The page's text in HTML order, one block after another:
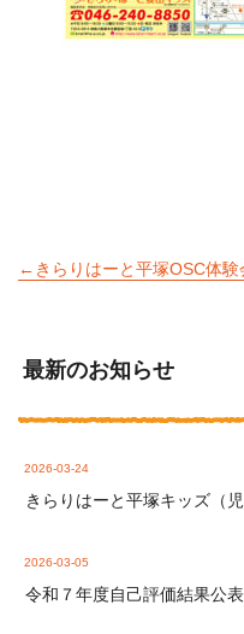
きらりはーと平塚OSC体験
最新のお知らせ
2026-03-24
きらりはーと平塚キッズ（
2026-03-05
令和７年度自己評価結果公表